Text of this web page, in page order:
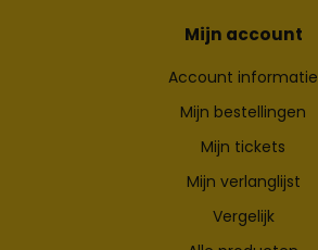
Mijn account
Account informatie
Mijn bestellingen
Mijn tickets
Mijn verlanglijst
Vergelijk